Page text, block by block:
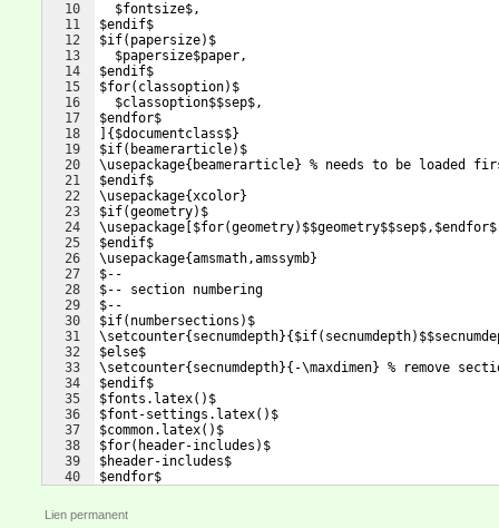
10
11
12
13
14
15
16
17
18
19
20
21
22
23
24
25
26
27
28
29
30
31
32
33
34
35
36
37
38
39
40
  $fontsize$,
$endif$
$if(papersize)$
  $papersize$paper,
$endif$
$for(classoption)$
  $classoption$$sep$,
$endfor$
]{$documentclass$}
$if(beamerarticle)$
\usepackage{beamerarticle} % needs to be loaded
$endif$
\usepackage{xcolor}
$if(geometry)$
$endif$
\usepackage{amsmath,amssymb}
$--
$-- section numbering
$--
$if(numbersections)$
$else$
\setcounter{secnumdepth}{-\maxdimen} % remove
$endif$
$fonts.latex()$
$font-settings.latex()$
$common.latex()$
$for(header-includes)$
$header-includes$
$endfor$
Lien permanent